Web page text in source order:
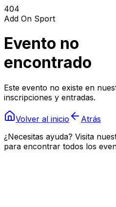
404
Add On Sport
Evento no
encontrado
Este evento no existe en
inscripciones y entradas.
Volver al inicio
Atrás
¿Necesitas ayuda? Visita
para encontrar todos los